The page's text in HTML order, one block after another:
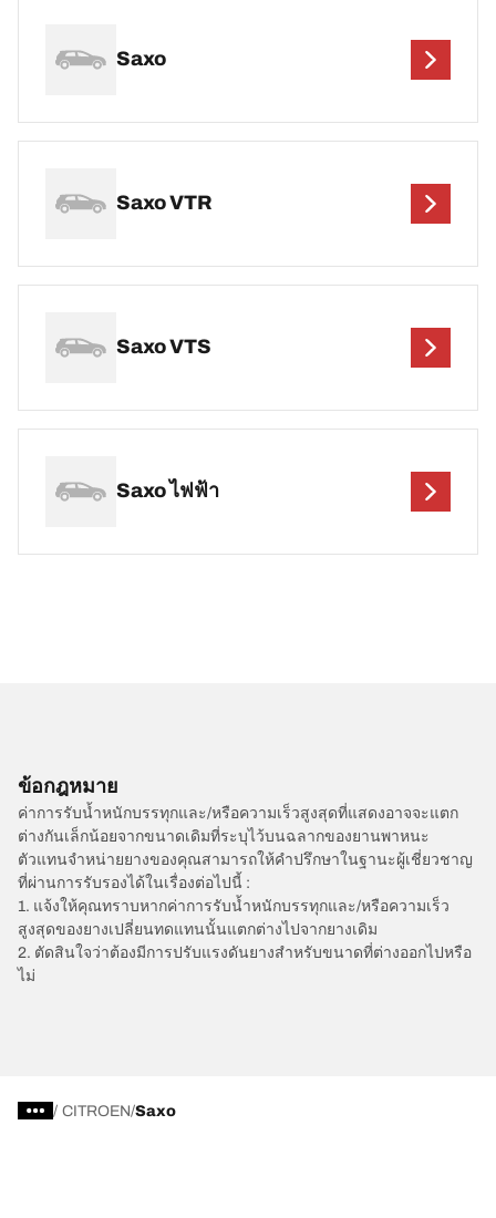
Saxo
Saxo VTR
Saxo VTS
Saxo ไฟฟ้า
ข้อกฎหมาย
ค่าการรับน้ำหนักบรรทุกและ/หรือความเร็วสูงสุดที่แสดงอาจจะแตก
ต่างกันเล็กน้อยจากขนาดเดิมที่ระบุไว้บนฉลากของยานพาหนะ
ตัวแทนจำหน่ายยางของคุณสามารถให้คำปรึกษาในฐานะผู้เชี่ยวชาญ
ที่ผ่านการรับรองได้ในเรื่องต่อไปนี้ :
1. แจ้งให้คุณทราบหากค่าการรับน้ำหนักบรรทุกและ/หรือความเร็ว
สูงสุดของยางเปลี่ยนทดแทนนั้นแตกต่างไปจากยางเดิม
2. ตัดสินใจว่าต้องมีการปรับแรงดันยางสำหรับขนาดที่ต่างออกไปหรือ
ไม่
/ CITROEN Saxo